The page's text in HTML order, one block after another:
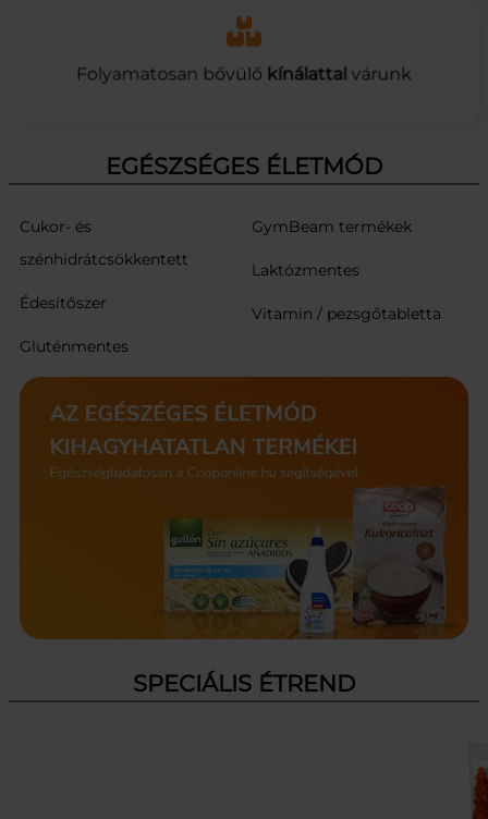
Folyamatosan bővülő kínálattalvárunk
EGÉSZSÉGES ÉLETMÓD
Cukor- és
szénhidrátcsökkentett
Édesítőszer
Gluténmentes
GymBeam termékek
Laktózmentes
Vitamin / pezsgőtabletta
SPECIÁLIS ÉTREND